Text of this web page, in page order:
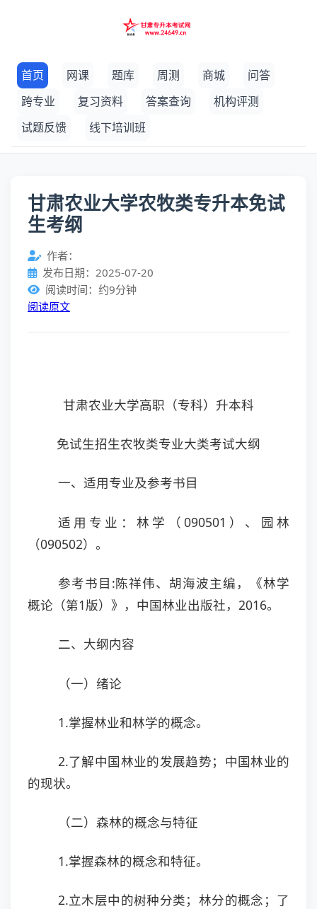
首页 网课 题库 周测 商城
问答
跨专业
复习资料 答案查询
机构评测
试题反馈
线下培训班
甘肃农业大学农牧类专升本免试
生考纲
作者：
发布日期：2025-07-20
阅读时间：约9分钟
阅读原文
甘肃农业大学高职（专科）升本科
免试生招生农牧类专业大类考试大纲
一、适用专业及参考书目
适用专业：林学（090501）、园林
（090502）。
参考书目:陈祥伟、胡海波主编，《林学
概论（第1版）》，中国林业出版社，2016。
二、大纲内容
（一）绪论
1.掌握林业和林学的概念。
2.了解中国林业的发展趋势；中国林业的
的现状。
（二）森林的概念与特征
1.掌握森林的概念和特征。
2.立木层中的树种分类；林分的概念；了